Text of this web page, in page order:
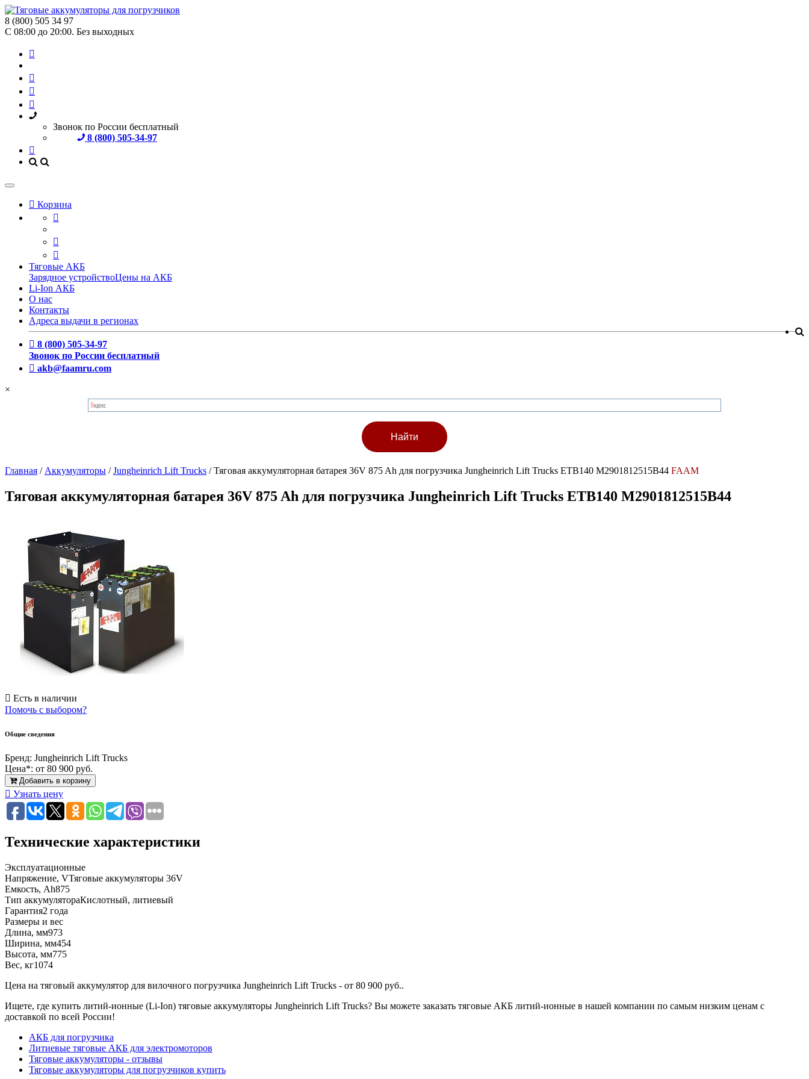
8 (800) 505 34 97
С 08:00 до 20:00. Без выходных
Звонок по России бесплатный
8 (800) 505-34-97
Корзина
Тяговые АКБ
Зарядное устройствоЦены на АКБ
Li-Ion АКБ
О нас
Контакты
Адреса выдачи в регионах
8 (800) 505-34-97
Звонок по России бесплатный
akb@faamru.com
×
Главная / Аккумуляторы /Jungheinrich Lift Trucks /Тяговая аккумуляторная батарея 36V 875 Ah для погрузчика Jungheinrich Lift Trucks ETB140 M2901812515B44 FAAM
Тяговая аккумуляторная батарея 36V 875 Ah для погрузчика Jungheinrich Lift Trucks ETB140 M2901812515B44
Есть в наличии
Помочь с выбором?
Общие сведения
Бренд: Jungheinrich Lift Trucks
Цена*: от 80 900 руб.
Добавить в корзину
Узнать цену
Технические характеристики
Эксплуатационные
Напряжение, VТяговые аккумуляторы 36V
Емкость, Ah875
Тип аккумулятораКислотный, литиевый
Гарантия2 года
Размеры и вес
Длина, мм973
Ширина, мм454
Высота, мм775
Вес, кг1074
Цена на тяговый аккумулятор для вилочного погрузчика Jungheinrich Lift Trucks - от 80 900 руб..
Ищете, где купить литий-ионные (Li-Ion) тяговые аккумуляторы Jungheinrich Lift Trucks? Вы можете заказать тяговые АКБ литий-ионные в нашей компании по самым низким ценам с
доставкой по всей России!
АКБ для погрузчика
Литиевые тяговые АКБ для электромоторов
Тяговые аккумуляторы - отзывы
Тяговые аккумуляторы для погрузчиков купить